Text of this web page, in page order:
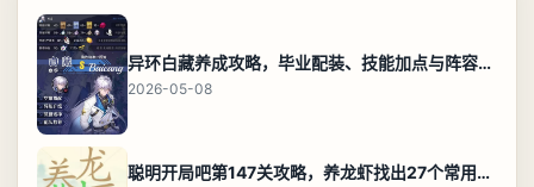
异环白藏养成攻略，毕业配装、技能加点与阵容搭配保姆级解析
2026-05-08
聪明开局吧第147关攻略，养龙虾找出27个常用字通关答案